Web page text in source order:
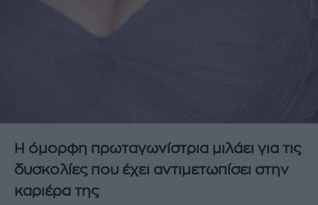
Η όμορφη πρωταγωνίστρια μιλάει για τις
δυσκολίες που έχει αντιμετωπίσει στην
καριέρα της